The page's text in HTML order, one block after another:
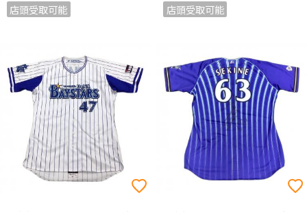
店頭受取可能 店頭受取可能